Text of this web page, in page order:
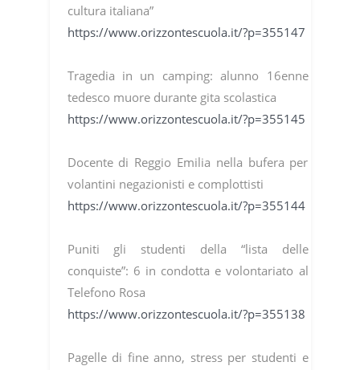
cultura italiana”
https://www.orizzontescuola.it/?p=355147
Tragedia in un camping: alunno 16enne
tedesco muore durante gita scolastica
https://www.orizzontescuola.it/?p=355145
Docente di Reggio Emilia nella bufera per
volantini negazionisti e complottisti
https://www.orizzontescuola.it/?p=355144
Puniti gli studenti della “lista delle
conquiste”: 6 in condotta e volontariato al
Telefono Rosa
https://www.orizzontescuola.it/?p=355138
Pagelle di fine anno, stress per studenti e